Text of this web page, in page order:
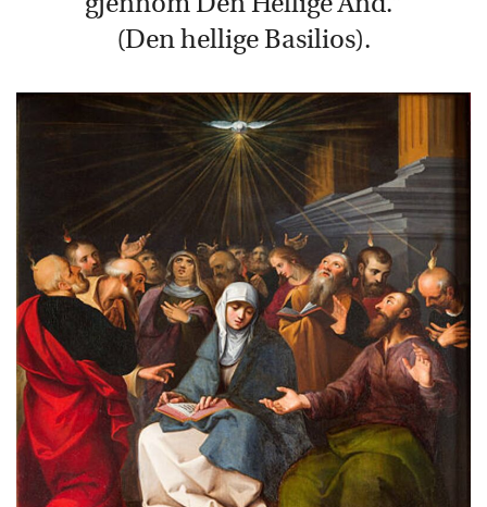
gjennom Den Hellige Ånd.”
(Den hellige Basilios).